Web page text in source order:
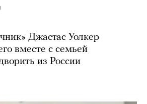
Джастас Уолкер
вместе с семьей
из России